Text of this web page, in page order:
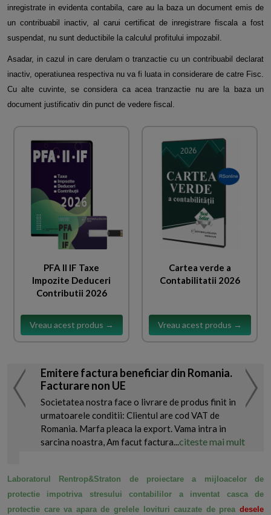
inregistrate in evidenta contabila, care au la baza un document emis de
un contribuabil inactiv, al carui certificat de inregistrare fiscala a fost
suspendat, nu sunt deductibile la calculul profitului impozabil.
Asadar, in cazul in care derulam o tranzactie cu un contribuabil declarat
inactiv, operatiunea respectiva nu va fi luata in considerare de catre Fisc.
Cu alte cuvinte, se considera ca acea tranzactie nu are la baza un
document justificativ din punct de vedere fiscal.
PFA II IF Taxe
Impozite Deduceri
Contributii 2026
Vreau acest produs →
Cartea verde a
Contabilitatii 2026
Vreau acest produs →
Emitere factura beneficiar din Romania.
Facturare non UE
Societatea nostra face o livrare de produs finit in
urmatoarele conditii: Clientul are cod VAT de
Romania. Marfa pleaca la export. Vama intra in
sarcina noastra, Am facut factura...citeste mai mult
Laboratorul Rentrop&Straton de proiectare a mijloacelor de
protectie impotriva stresului contabililor a inventat casca de
protectie care va apara de grelele lovituri cauzate de prea desele